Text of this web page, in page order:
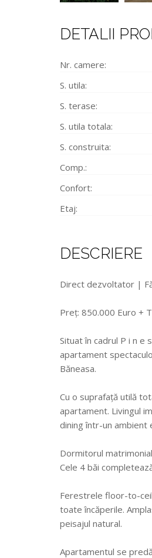
DETALII
Nr. camere:
S. utila:
S. terase:
S. utila totala:
S. construita:
Comp.:
Confort:
Etaj:
DESCRIERE
Direct dezvoltator |
Preț: 850.000 Euro +
Situat în cadrul P i n e
apartament
Băneasa.
Cu o suprafață utilă
apartament. Livingul
dining într-un ambient
Dormitorul
Cele 4 băi
Ferestrele floor-to-
toate încăperile.
peisajul natural.
Apartamentul se